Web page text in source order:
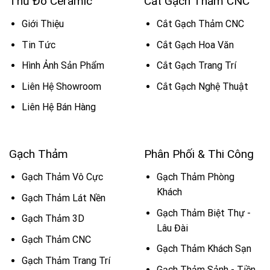
Giới Thiệu
Tin Tức
Hình Ảnh Sản Phẩm
Liên Hệ Showroom
Liên Hệ Bán Hàng
Cắt Gạch Thảm CNC
Cắt Gạch Hoa Văn
Cắt Gạch Trang Trí
Cắt Gạch Nghệ Thuật
Gạch Thảm
Gạch Thảm Vô Cực
Gạch Thảm Lát Nền
Gạch Thảm 3D
Gạch Thảm CNC
Gạch Thảm Trang Trí
Phân Phối & Thi Công
Gạch Thảm Phòng
Khách
Gạch Thảm Biệt Thự -
Lâu Đài
Gạch Thảm Khách Sạn